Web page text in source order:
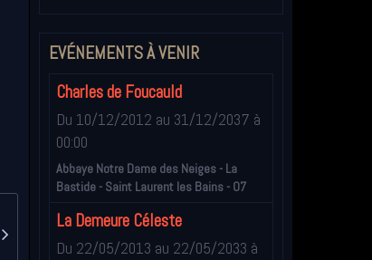
EVÉNEMENTS À VENIR
Charles de Foucauld
Du 10/12/2012 au 31/12/2037 à
00:00
Abbaye Notre Dame des Neiges - La
Bastide - Saint Laurent les Bains - 07
La Demeure Céleste
Du 22/05/2013 au 22/05/2033 à